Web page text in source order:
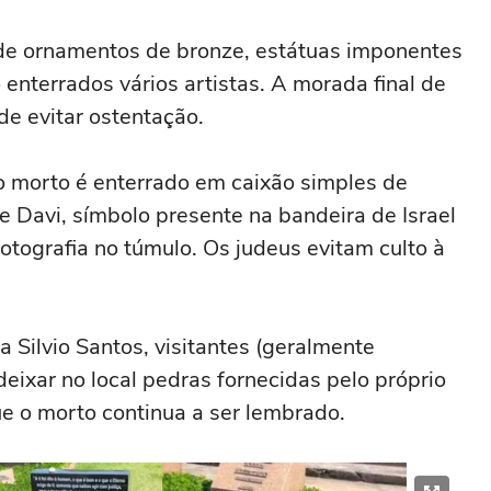
ornamentos de bronze, estátuas imponentes
vários artistas. A morada final de
evitar ostentação.
é enterrado em caixão simples de
Davi, símbolo presente na bandeira de Israel
no túmulo. Os judeus evitam culto à
Silvio Santos, visitantes (geralmente
no local pedras fornecidas pelo próprio
o morto continua a ser lembrado.